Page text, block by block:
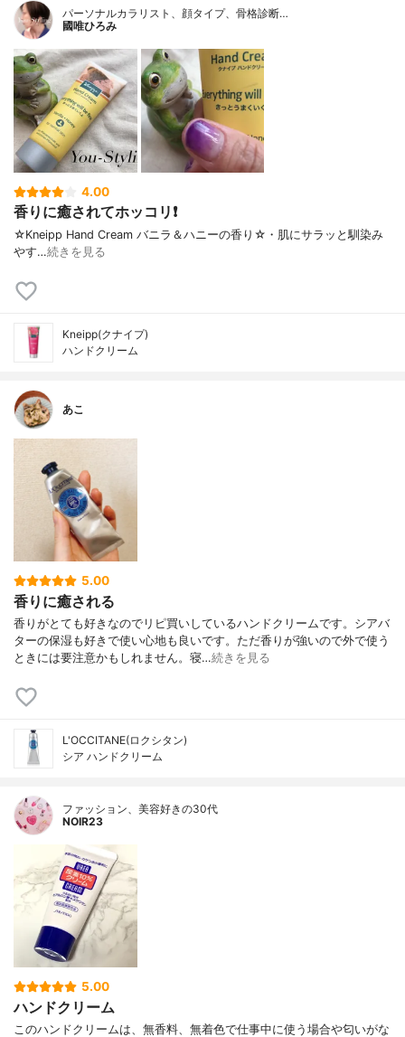
パーソナルカラリスト、顔タイプ、骨格診断…
國唯ひろみ
4.00
香りに癒されてホッコリ❗
☆Kneipp Hand Cream バニラ＆ハニーの香り☆・肌にサラッと馴染み
やす…続きを見る
Kneipp(クナイプ)
ハンドクリーム
あこ
5.00
香りに癒される
香りがとても好きなのでリピ買いしているハンドクリームです。シアバ
ターの保湿も好きで使い心地も良いです。ただ香りが強いので外で使う
ときには要注意かもしれません。寝…続きを見る
L'OCCITANE(ロクシタン)
シア ハンドクリーム
ファッション、美容好きの30代
NOIR23
5.00
ハンドクリーム
このハンドクリームは、無香料、無着色で仕事中に使う場合や匂いがな